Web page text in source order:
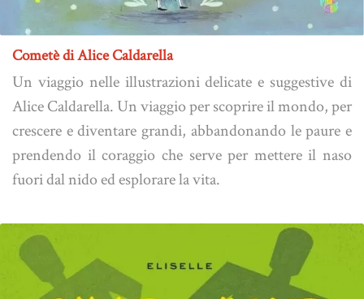
Cometè di Alice Caldarella
Un viaggio nelle illustrazioni delicate e suggestive di
Alice Caldarella. Un viaggio per scoprire il mondo, per
crescere e diventare grandi, abbandonando le paure e
prendendo il coraggio che serve per mettere il naso
fuori dal nido ed esplorare la vita.